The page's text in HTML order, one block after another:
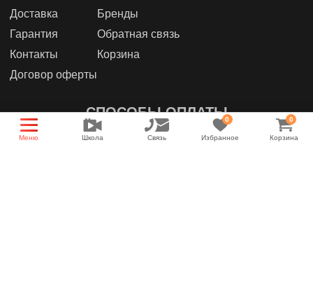
Доставка
Гарантия
Контакты
Договор оферты
Бренды
Обратная связь
Корзина
СПОСОБЫ ОПЛАТЫ
Меню Школа Связь
0
Избранное
0
Корзина